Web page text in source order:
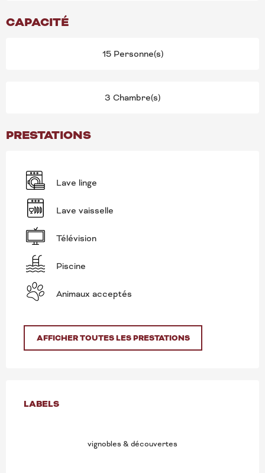
CAPACITÉ
15 Personne(s)
3 Chambre(s)
PRESTATIONS
Lave linge
Lave vaisselle
Télévision
Piscine
Animaux acceptés
AFFICHER TOUTES LES PRESTATIONS
OFFRES DE PRESTATIONS
LABELS
LABELS
vignobles & découvertes